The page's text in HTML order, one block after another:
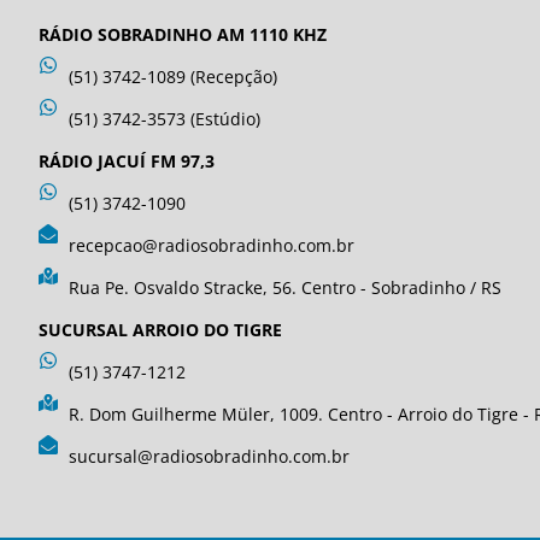
RÁDIO SOBRADINHO AM 1110 KHZ
(51) 3742-1089 (Recepção)
(51) 3742-3573 (Estúdio)
RÁDIO JACUÍ FM 97,3
(51) 3742-1090
recepcao@radiosobradinho.com.br
Rua Pe. Osvaldo Stracke, 56. Centro - Sobradinho / RS
SUCURSAL ARROIO DO TIGRE
(51) 3747-1212
R. Dom Guilherme Müler, 1009. Centro - Arroio do Tigre -
sucursal@radiosobradinho.com.br